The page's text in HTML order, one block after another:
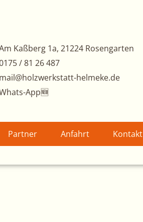
Kaßberg 1a, 21224 Rosengarten
/ 81 26 487
mail@holzwerkstatt-helmeke.de
App🆕
Partner Anfahrt Kontakt